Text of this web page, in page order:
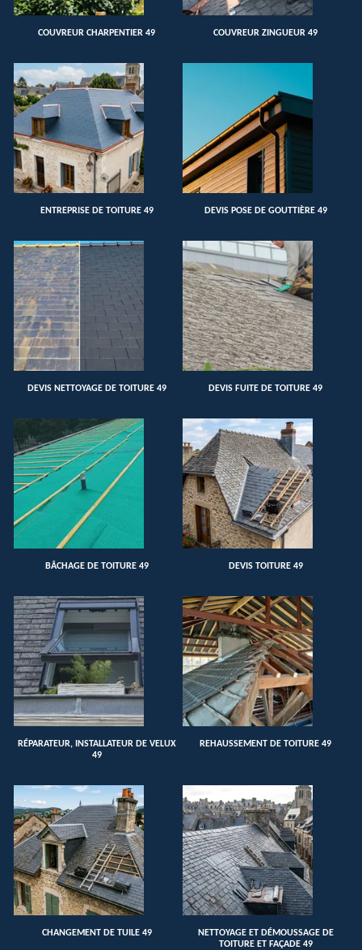
COUVREUR CHARPENTIER 49 COUVREUR ZINGUEUR 49
ENTREPRISE DE TOITURE 49 DEVIS POSE DE GOUTTIÈRE 49
DEVIS NETTOYAGE DE TOITURE 49 DEVIS FUITE DE TOITURE 49
BÂCHAGE DE TOITURE 49 DEVIS TOITURE 49
RÉPARATEUR, INSTALLATEUR DE VELUX
49
REHAUSSEMENT DE TOITURE 49
CHANGEMENT DE TUILE 49
NETTOYAGE ET DÉMOUSSAGE DE
TOITURE ET FAÇADE 49